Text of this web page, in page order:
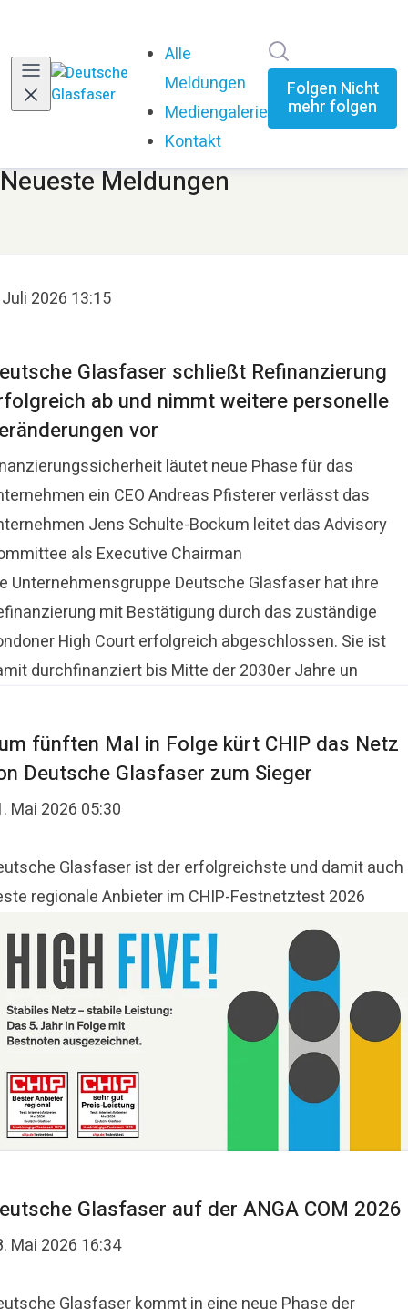
Alle
Meldungen
Mediengalerie
Kontakt
Folgen Nicht
mehr folgen
Neueste Meldungen
2026 13:15
Glasfaser schließt Refinanzierung
ab und nimmt weitere personelle
vor
läutet neue Phase für das
ein CEO Andreas Pfisterer verlässt das
Jens Schulte-Bockum leitet das Advisory
als Executive Chairman
Unternehmensgruppe Deutsche Glasfaser hat ihre
mit Bestätigung durch das zuständige
High Court erfolgreich abgeschlossen. Sie ist
durchfinanziert bis Mitte der 2030er Jahre un
fünften Mal in Folge kürt CHIP das Netz
Deutsche Glasfaser zum Sieger
Mai 2026 05:30
Glasfaser ist der erfolgreichste und damit auch
regionale Anbieter im CHIP-Festnetztest 2026
Glasfaser auf der ANGA COM 2026
Mai 2026 16:34
Glasfaser kommt in eine neue Phase der